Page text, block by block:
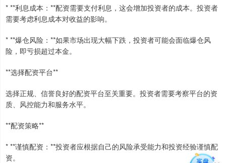
* **利息成本：**配资需要支付利息，这会增加投资者的成本。投资者
需要考虑利息成本对收益的影响。
* **爆仓风险：**如果市场出现大幅下跌，投资者可能会面临爆仓风
险，即亏损超过本金。
**选择配资平台**
选择正规、信誉良好的配资平台至关重要。投资者需要考察平台的资
质、风控能力和服务水平。
**配资策略**
* **谨慎配资：**投资者应根据自己的风险承受能力和投资经验谨慎配
资。